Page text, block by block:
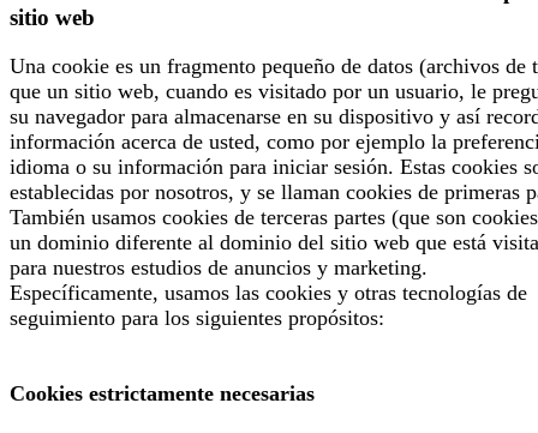
sitio web
Una cookie es un fragmento pequeño de datos (archivos de
que un sitio web, cuando es visitado por un usuario, le
su navegador para almacenarse en su dispositivo y así
información acerca de usted, como por ejemplo la
idioma o su información para iniciar sesión. Estas cookies
establecidas por nosotros, y se llaman cookies de primeras
También usamos cookies de terceras partes (que son
un dominio diferente al dominio del sitio web que está
para nuestros estudios de anuncios y marketing.
Específicamente, usamos las cookies y otras tecnologías de
seguimiento para los siguientes propósitos:
Cookies estrictamente necesarias